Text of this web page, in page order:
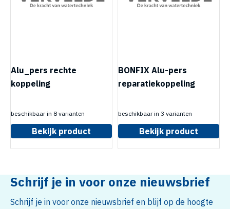
Alu_pers rechte
koppeling
beschikbaar in 8 varianten
Bekijk product
BONFIX Alu-pers
reparatiekoppeling
beschikbaar in 3 varianten
Bekijk product
Schrijf je in voor onze nieuwsbrief
Schrijf je in voor onze nieuwsbrief en blijf op de hoogte